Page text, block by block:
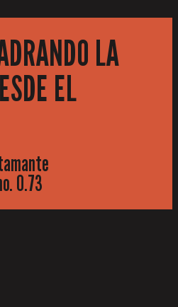
LA
EL
0.73